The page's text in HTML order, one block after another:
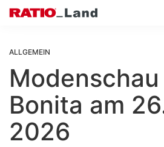
InhaltDirekt
zumALLGEMEIN
Bonita am
2026